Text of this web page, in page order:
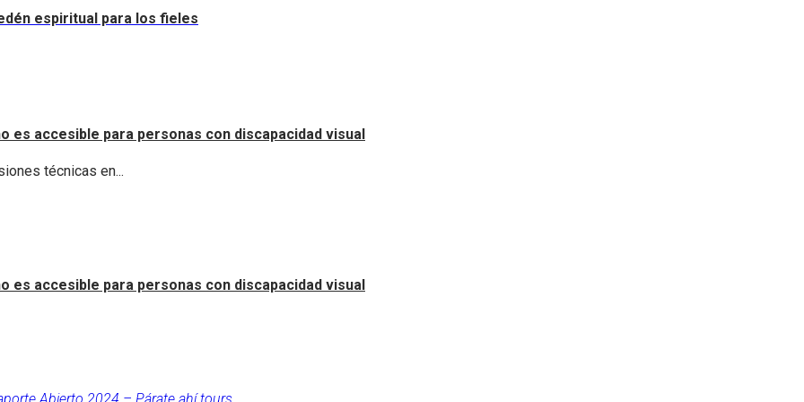
espiritual para los fieles
es accesible para personas con discapacidad visual
técnicas en...
es accesible para personas con discapacidad visual